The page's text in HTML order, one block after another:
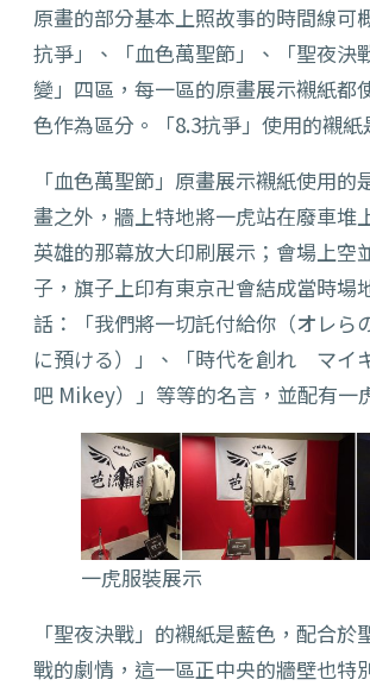
原畫的部分基本上照故事的時間線可
抗爭」、「血色萬聖節」、「聖夜決
變」四區，每一區的原畫展示襯紙都
色作為區分。「8.3抗爭」使用的襯紙
「血色萬聖節」原畫展示襯紙使用的
畫之外，牆上特地將一虎站在廢車堆
英雄的那幕放大印刷展示；會場上空
子，旗子上印有東京卍會結成當時場
話：「我們將一切託付給你（オレら
に預ける）」、「時代を創れ マイ
吧 Mikey）」等等的名言，並配有一
一虎服裝展示
「聖夜決戰」的襯紙是藍色，配合於
戰的劇情，這一區正中央的牆壁也特